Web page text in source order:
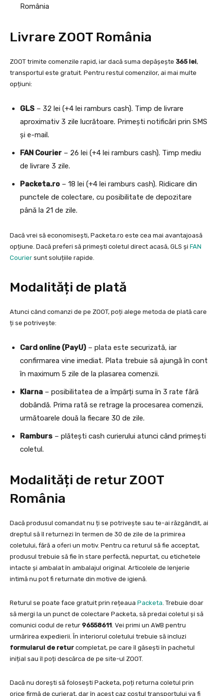
România
Livrare ZOOT România
ZOOT trimite comenzile rapid, iar dacă suma depășește 365 lei,
transportul este gratuit. Pentru restul comenzilor, ai mai multe
opțiuni:
GLS – 32 lei (+4 lei ramburs cash). Timp de livrare
aproximativ 3 zile lucrătoare. Primești notificări prin SMS
și e-mail.
FAN Courier – 26 lei (+4 lei ramburs cash). Timp mediu
de livrare 3 zile.
Packeta.ro – 18 lei (+4 lei ramburs cash). Ridicare din
punctele de colectare, cu posibilitate de depozitare
până la 21 de zile.
Dacă vrei să economisești, Packeta.ro este cea mai avantajoasă
opțiune. Dacă preferi să primești coletul direct acasă, GLS și FAN
Courier sunt soluțiile rapide.
Modalități de plată
Atunci când comanzi de pe ZOOT, poți alege metoda de plată care
ți se potrivește:
Card online (PayU) – plata este securizată, iar
confirmarea vine imediat. Plata trebuie să ajungă în cont
în maximum 5 zile de la plasarea comenzii.
Klarna – posibilitatea de a împărți suma în 3 rate fără
dobândă. Prima rată se retrage la procesarea comenzii,
următoarele două la fiecare 30 de zile.
Ramburs – plătești cash curierului atunci când primești
coletul.
Modalități de retur ZOOT
România
Dacă produsul comandat nu ți se potrivește sau te-ai răzgândit, ai
dreptul să îl returnezi în termen de 30 de zile de la primirea
coletului, fără a oferi un motiv. Pentru ca returul să fie acceptat,
produsul trebuie să fie în stare perfectă, nepurtat, cu etichetele
intacte și ambalat în ambalajul original. Articolele de lenjerie
intimă nu pot fi returnate din motive de igienă.
Returul se poate face gratuit prin rețeaua Packeta. Trebuie doar
să mergi la un punct de colectare Packeta, să predai coletul și să
comunici codul de retur 96558611. Vei primi un AWB pentru
urmărirea expedierii. În interiorul coletului trebuie să incluzi
formularul de retur completat, pe care îl găsești în pachetul
inițial sau îl poți descărca de pe site-ul ZOOT.
Dacă nu dorești să folosești Packeta, poți returna coletul prin
orice firmă de curierat, dar în acest caz costul transportului va fi